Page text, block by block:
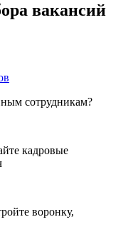
вакансий
сотрудникам?
кадровые
воронку,